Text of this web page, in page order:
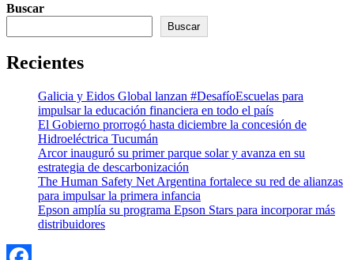
Buscar
Buscar
Recientes
Galicia y Eidos Global lanzan #DesafíoEscuelas para
impulsar la educación financiera en todo el país
El Gobierno prorrogó hasta diciembre la concesión de
Hidroeléctrica Tucumán
Arcor inauguró su primer parque solar y avanza en su
estrategia de descarbonización
The Human Safety Net Argentina fortalece su red de alianzas
para impulsar la primera infancia
Epson amplía su programa Epson Stars para incorporar más
distribuidores